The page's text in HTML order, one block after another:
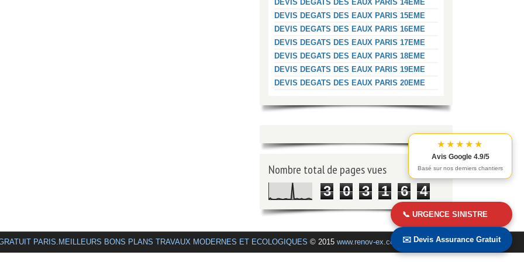
★★★★★
Avis Google 4.9/5
Basé sur nos derniers chantiers
📞 URGENCE SINISTRE
✉️ Devis Assurance Gratuit
DEVIS DEGATS DES EAUX PARIS 14EME
DEVIS DEGATS DES EAUX PARIS 15EME
DEVIS DEGATS DES EAUX PARIS 16EME
DEVIS DEGATS DES EAUX PARIS 17EME
DEVIS DEGATS DES EAUX PARIS 18EME
DEVIS DEGATS DES EAUX PARIS 19EME
DEVIS DEGATS DES EAUX PARIS 20EME
Nombre total de pages vues
3 0 3 1 6 4
PARIS.MEILLEURS BONS PLANS TRAVAUX MODERNES ET ECOLOGIQUES © 2015 www.renov-ex.com